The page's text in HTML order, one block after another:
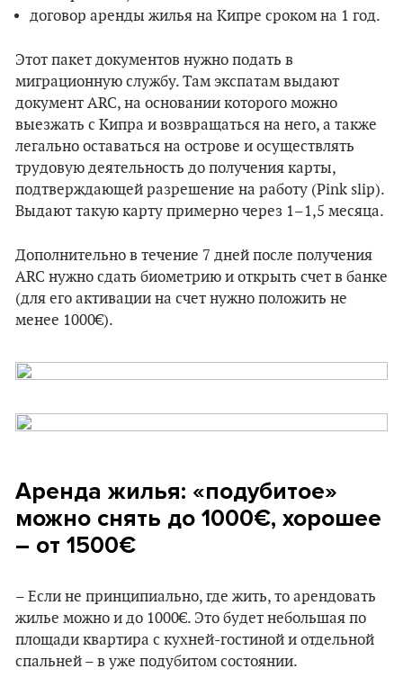
договор аренды жилья на Кипре сроком на 1 год.
Этот пакет документов нужно подать в
миграционную службу. Там экспатам выдают
документ ARC, на основании которого можно
выезжать с Кипра и возвращаться на него, а также
легально оставаться на острове и осуществлять
трудовую деятельность до получения карты,
подтверждающей разрешение на работу (Pink slip).
Выдают такую карту примерно через 1–1,5 месяца.
Дополнительно в течение 7 дней после получения
ARC нужно сдать биометрию и открыть счет в банке
(для его активации на счет нужно положить не
менее 1000€).
Аренда жилья: «подубитое»
можно снять до 1000€, хорошее
– от 1500€
– Если не принципиально, где жить, то арендовать
жилье можно и до 1000€. Это будет небольшая по
площади квартира с кухней-гостиной и отдельной
спальней – в уже подубитом состоянии.